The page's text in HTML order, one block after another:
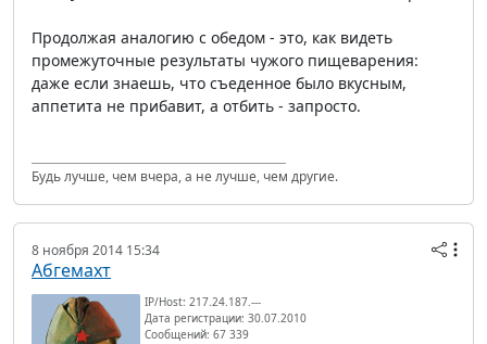
Продолжая аналогию с обедом - это, как видеть
промежуточные результаты чужого пищеварения:
даже если знаешь, что съеденное было вкусным,
аппетита не прибавит, а отбить - запросто.
Будь лучше, чем вчера, а не лучше, чем другие.
8 ноября 2014 15:34
Абгемахт
IP/Host: 217.24.187.---
Дата регистрации: 30.07.2010
Сообщений: 67 339